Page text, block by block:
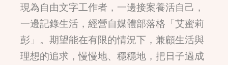
現為自由文字工作者，一邊接案養活自己，
一邊記錄生活，經營自媒體部落格「艾蜜莉
彭」。期望能在有限的情況下，兼顧生活與
理想的追求，慢慢地、穩穩地，把日子過成